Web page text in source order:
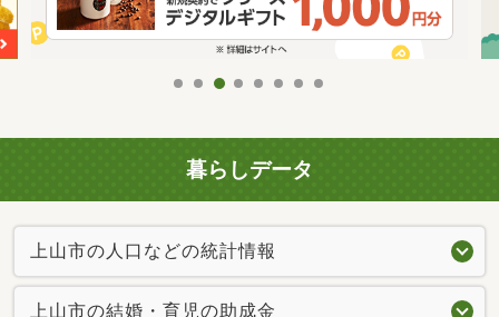
暮らしデータ
上山市の人口などの統計情報
上山市の結婚・育児の助成金